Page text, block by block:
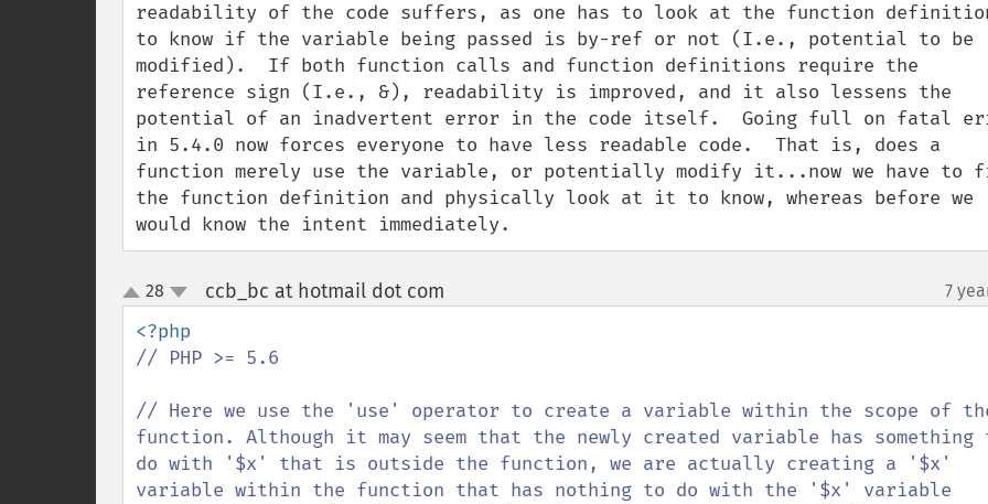
readability of the code suffers, as one has to look at the function
to know if the variable being passed is by-ref or not (I.e., potential to be
modified).  If both function calls and function definitions require the
reference sign (I.e., &), readability is improved, and it also lessens the
potential of an inadvertent error in the code itself.  Going full on fatal
in 5.4.0 now forces everyone to have less readable code.  That is, does a
function merely use the variable, or potentially modify it...now we have to
the function definition and physically look at it to know, whereas before we
would know the intent immediately.
up
down
28 ccb_bc at hotmail dot com 7
// PHP >= 5.6
// Here we use the 'use' operator to create a variable within the scope of
function. Although it may seem that the newly created variable has something
do with '$x' that is outside the function, we are actually creating a '$x'
variable within the function that has nothing to do with the '$x' variable